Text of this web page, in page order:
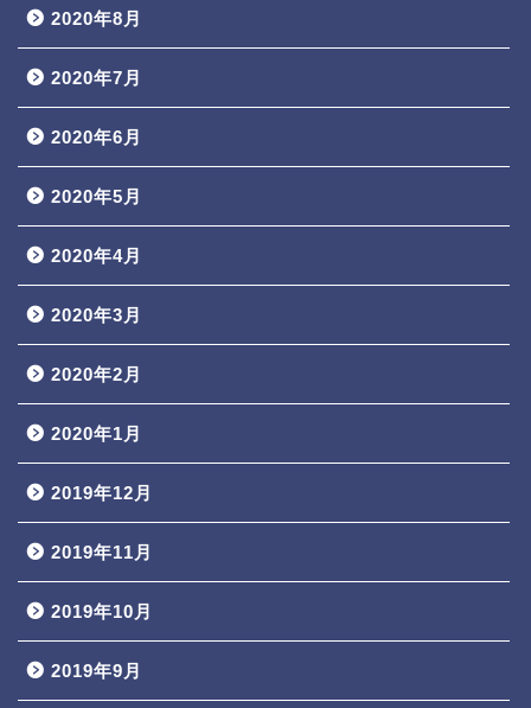
2020年8月
2020年7月
2020年6月
2020年5月
2020年4月
2020年3月
2020年2月
2020年1月
2019年12月
2019年11月
2019年10月
2019年9月